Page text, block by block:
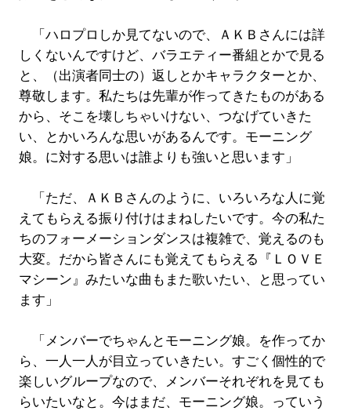
「ハロプロしか見てないので、ＡＫＢさんには詳
しくないんですけど、バラエティー番組とかで見る
と、（出演者同士の）返しとかキャラクターとか、
尊敬します。私たちは先輩が作ってきたものがある
から、そこを壊しちゃいけない、つなげていきた
い、とかいろんな思いがあるんです。モーニング
娘。に対する思いは誰よりも強いと思います」
「ただ、ＡＫＢさんのように、いろいろな人に覚
えてもらえる振り付けはまねしたいです。今の私た
ちのフォーメーションダンスは複雑で、覚えるのも
大変。だから皆さんにも覚えてもらえる『ＬＯＶＥ
マシーン』みたいな曲もまた歌いたい、と思ってい
ます」
「メンバーでちゃんとモーニング娘。を作ってか
ら、一人一人が目立っていきたい。すごく個性的で
楽しいグループなので、メンバーそれぞれを見ても
らいたいなと。今はまだ、モーニング娘。っていう